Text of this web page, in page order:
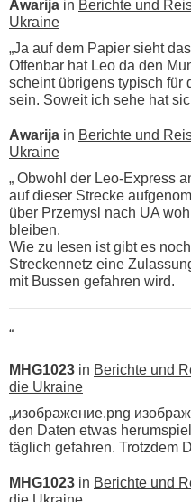
Awarija in Berichte und
Ukraine
„Ja auf dem Papier sieht
Offenbar hat Leo da den
scheint übrigens typisch für
sein. Soweit ich sehe hat
Awarija in Berichte und
Ukraine
„ Obwohl der Leo-Express
auf dieser Strecke
über Przemysl nach UA
bleiben.
Wie zu lesen ist gibt es
Streckennetz eine
mit Bussen gefahren wird.
“
MHG1023 in Berichte und
die Ukraine
„изображение.png
den Daten etwas
täglich gefahren. Trotzdem
MHG1023 in Berichte und